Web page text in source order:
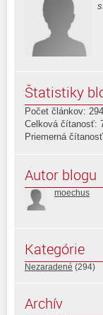
Štatistiky
Počet článkov: 294
Celková čítanosť:
Priemerná
Autor blogu
moechus
Kategórie
Nezaradené (294)
Archív